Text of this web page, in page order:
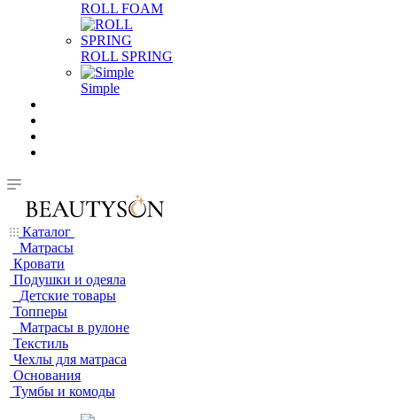
ROLL FOAM
ROLL SPRING
Simple
Каталог
Матрасы
Кровати
Подушки и одеяла
Детские товары
Топперы
Матрасы в рулоне
Текстиль
Чехлы для матраса
Основания
Тумбы и комоды